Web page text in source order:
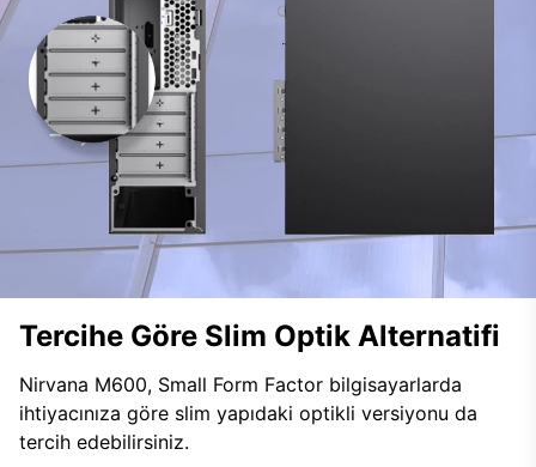
Tercihe Göre Slim Optik Alternatifi
Nirvana M600, Small Form Factor bilgisayarlarda
ihtiyacınıza göre slim yapıdaki optikli versiyonu da
tercih edebilirsiniz.